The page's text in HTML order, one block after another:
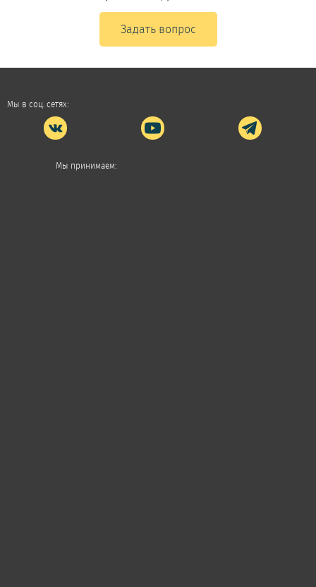
Задать вопрос
Мы в соц. сетях:
Мы принимаем: